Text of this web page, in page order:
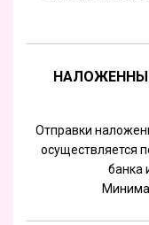
Отправки
осуществляется
банка